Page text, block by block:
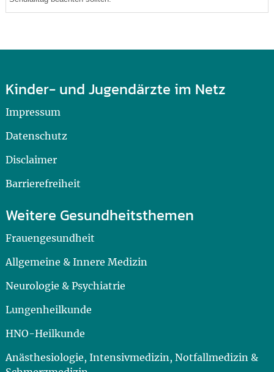
Kinder- und Jugendärzte im Netz
Impressum
Datenschutz
Disclaimer
Barrierefreiheit
Weitere Gesundheitsthemen
Frauengesundheit
Allgemeine & Innere Medizin
Neurologie & Psychiatrie
Lungenheilkunde
HNO-Heilkunde
Anästhesiologie, Intensivmedizin, Notfallmedizin &